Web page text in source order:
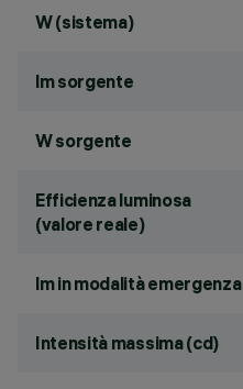
W (sistema)
lm sorgente
W sorgente
Efficienza luminosa
(valore reale)
lm in modalità emergenza
Intensità massima (cd)